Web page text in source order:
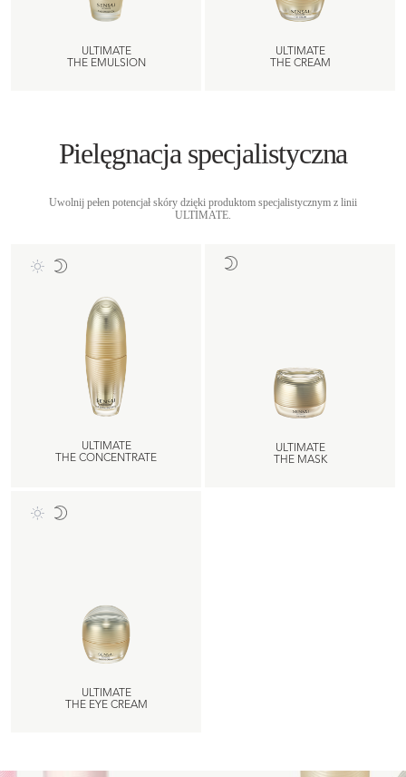
ULTIMATE
THE EMULSION
ULTIMATE
THE CREAM
Pielęgnacja specjalistyczna
Uwolnij pełen potencjał skóry dzięki produktom specjalistycznym z linii
ULTIMATE.
ULTIMATE
THE CONCENTRATE
ULTIMATE
THE MASK
ULTIMATE
THE EYE CREAM